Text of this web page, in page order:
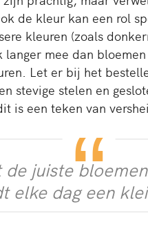
de kleur kan een rol
kleuren (zoals
langer mee dan
Let er bij het
stevige stelen en
is een teken van
de juiste
elke dag een